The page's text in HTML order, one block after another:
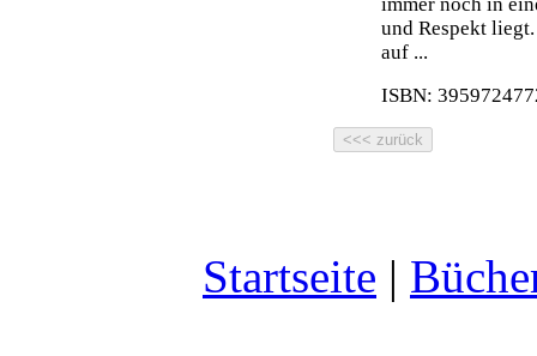
und Respekt
auf ...
ISBN:
Startseite |